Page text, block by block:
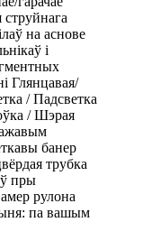
на аснове
і
Глянцавая/
/ Падсветка
/ Шэрая
банер
трубка
пры
рулона
па вашым